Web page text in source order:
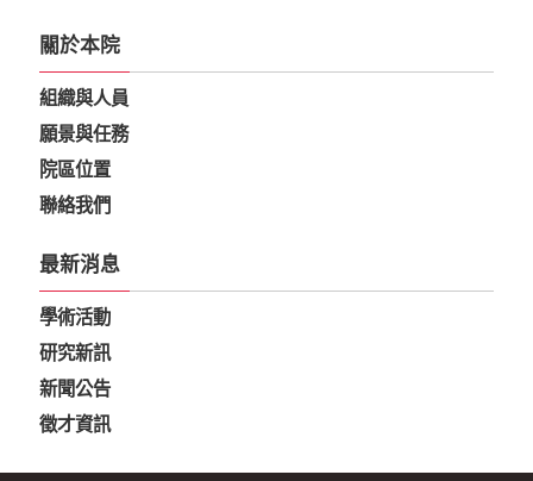
關於本院
組織與人員
願景與任務
院區位置
聯絡我們
最新消息
學術活動
研究新訊
新聞公告
徵才資訊